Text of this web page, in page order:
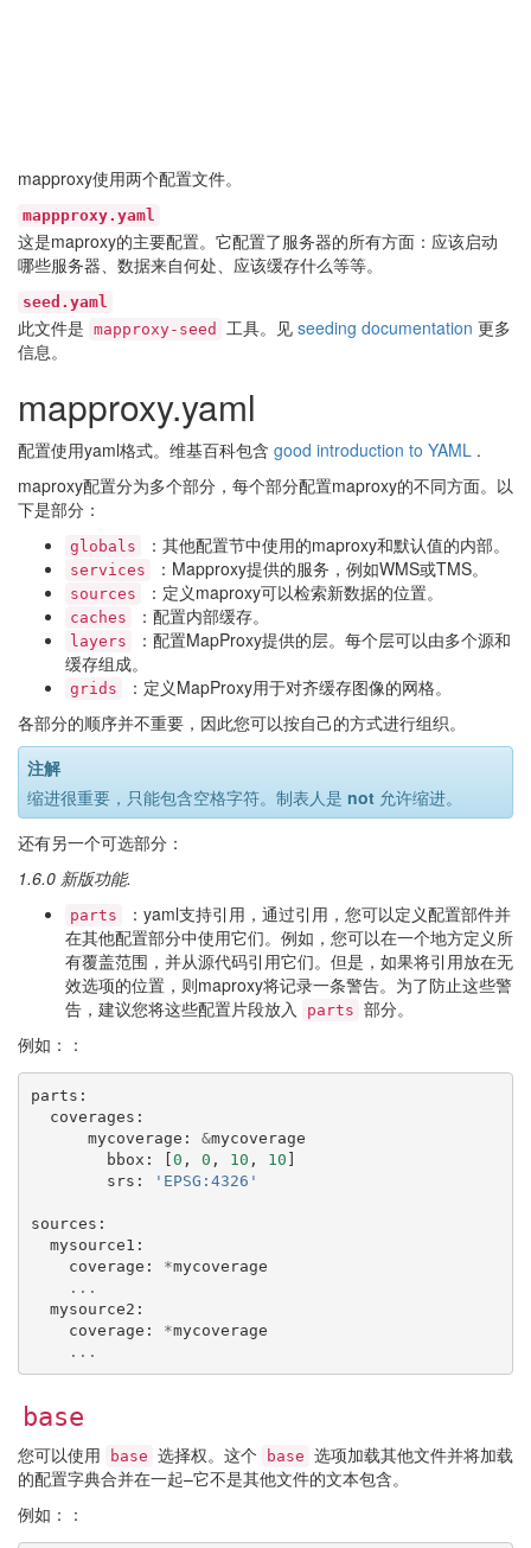
mapproxy使用两个配置文件。
mappproxy.yaml
这是maproxy的主要配置。它配置了服务器的所有方面：应该启动
哪些服务器、数据来自何处、应该缓存什么等等。
seed.yaml
此文件是 mapproxy-seed 工具。见 seeding documentation 更多
信息。
mapproxy.yaml
配置使用yaml格式。维基百科包含 good introduction to YAML .
maproxy配置分为多个部分，每个部分配置maproxy的不同方面。以
下是部分：
globals ：其他配置节中使用的maproxy和默认值的内部。
services ：Mapproxy提供的服务，例如WMS或TMS。
sources ：定义maproxy可以检索新数据的位置。
caches ：配置内部缓存。
layers
：配置MapProxy提供的层。每个层可以由多个源和
缓存组成。
grids
：定义MapProxy用于对齐缓存图像的网格。
各部分的顺序并不重要，因此您可以按自己的方式进行组织。
注解
缩进很重要，只能包含空格字符。制表人是 not 允许缩进。
还有另一个可选部分：
1.6.0 新版功能.
parts
：yaml支持引用，通过引用，您可以定义配置部件并
在其他配置部分中使用它们。例如，您可以在一个地方定义所
有覆盖范围，并从源代码引用它们。但是，如果将引用放在无
效选项的位置，则maproxy将记录一条警告。为了防止这些警
告，建议您将这些配置片段放入
parts 部分。
例如：：
parts :
coverages :
mycoverage : &mycoverage
bbox : [0 , 0 , 10 , 10 ]
srs : 'EPSG:4326'
sources :
mysource1 :
coverage : *mycoverage
...
mysource2 :
coverage : *mycoverage
...
base
您可以使用 base 选择权。这个 base 选项加载其他文件并将加载
的配置字典合并在一起–它不是其他文件的文本包含。
例如：：